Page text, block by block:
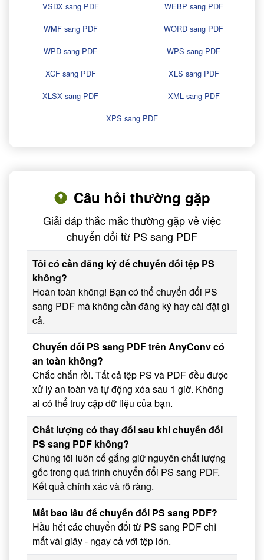
VSDX sang PDF
WEBP sang PDF
WMF sang PDF
WORD sang PDF
WPD sang PDF
WPS sang PDF
XCF sang PDF
XLS sang PDF
XLSX sang PDF
XML sang PDF
XPS sang PDF
Câu hỏi thường gặp
Giải đáp thắc mắc thường gặp về việc
chuyển đổi từ PS sang PDF
Tôi có cần đăng ký để chuyển đổi tệp PS
không?
Hoàn toàn không! Bạn có thể chuyển đổi PS
sang PDF mà không cần đăng ký hay cài đặt gì
cả.
Chuyển đổi PS sang PDF trên AnyConv có
an toàn không?
Chắc chắn rồi. Tất cả tệp PS và PDF đều được
xử lý an toàn và tự động xóa sau 1 giờ. Không
ai có thể truy cập dữ liệu của bạn.
Chất lượng có thay đổi sau khi chuyển đổi
PS sang PDF không?
Chúng tôi luôn cố gắng giữ nguyên chất lượng
gốc trong quá trình chuyển đổi PS sang PDF.
Kết quả chính xác và rõ ràng.
Mất bao lâu để chuyển đổi PS sang PDF?
Hầu hết các chuyển đổi từ PS sang PDF chỉ
mất vài giây - ngay cả với tệp lớn.